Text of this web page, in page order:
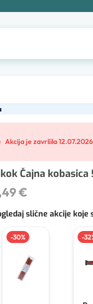
Akcija je završila
Čajna kobasica
€
slične akcije koje
-30% -32